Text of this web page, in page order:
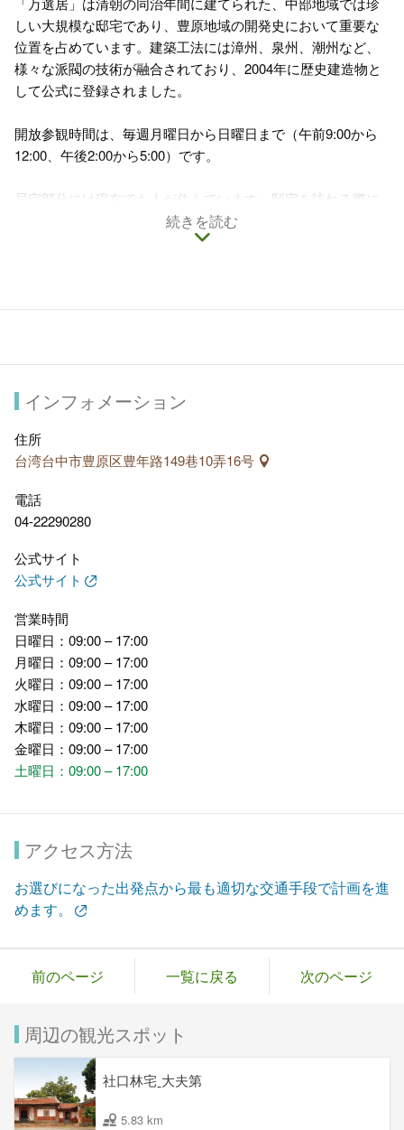
しい大規模な邸宅であり、豊原地域の開発史において重要な
位置を占めています。建築工法には漳州、泉州、潮州など、
様々な派閥の技術が融合されており、2004年に歴史建造物と
して公式に登録されました。
開放参観時間は、毎週月曜日から日曜日まで（午前9:00から
12:00、午後2:00から5:00）です。
居宅部分には現在でも人が住んでいます。邸宅を訪れる際に
は、住人の生活空間に影響を与えないように、静かに探索し
てください。住人による進入許可がないスペースには、申し
注意事項：15人以上の団体が参観する場合は、3日前までに文
続きを読む
インフォメーション
住所
台湾台中市豊原区豊年路149巷10弄16号
電話
04-22290280
公式サイト
公式サイト
営業時間
日曜日：09:00 – 17:00
月曜日：09:00 – 17:00
火曜日：09:00 – 17:00
水曜日：09:00 – 17:00
木曜日：09:00 – 17:00
金曜日：09:00 – 17:00
土曜日：09:00 – 17:00
アクセス方法
お選びになった出発点から最も適切な交通手段で計画を進
めます。
前のページ 一覧に戻る 次のページ
周辺の観光スポット
社口林宅ˍ大夫第
5.83 km